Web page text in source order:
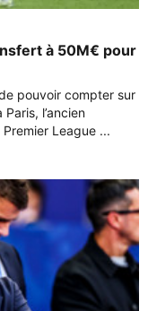
à 50M€ pour
pouvoir compter sur
l’ancien
League ...